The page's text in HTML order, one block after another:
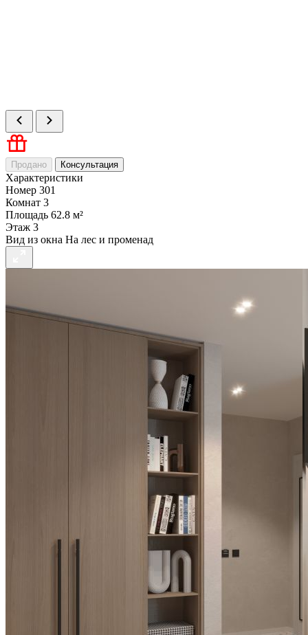
Продано Консультация
Характеристики
Номер 301
Комнат 3
Площадь 62.8 м²
Этаж 3
Вид из окна На лес и променад